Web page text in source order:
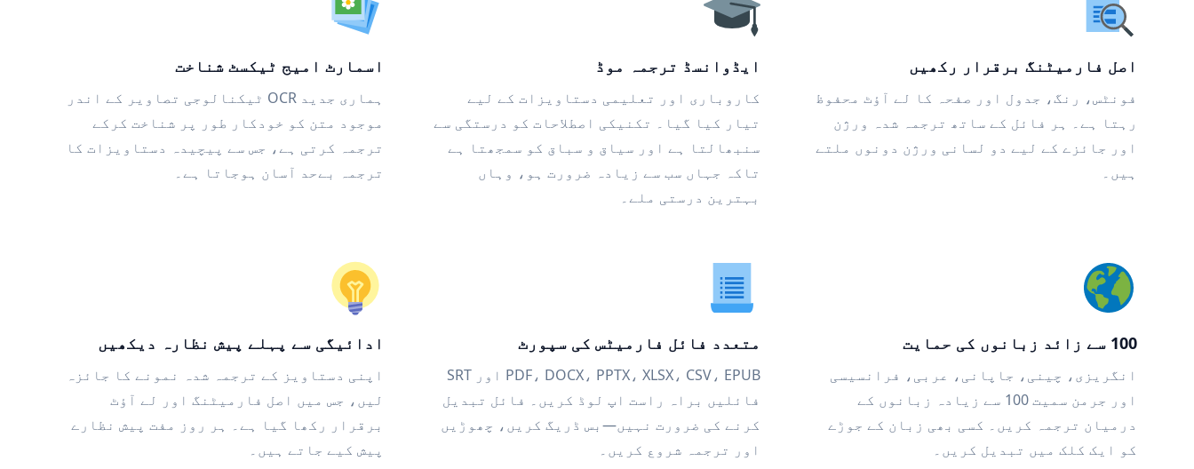
اصل فارمیٹنگ برقرار رکھیں
فونٹس، رنگ، جدول اور صفحہ کا لے آؤٹ محفوظ
رہتا ہے۔ ہر فائل کے ساتھ ترجمہ شدہ ورژن
اور جائزے کے لیے دو لسانی ورژن دونوں ملتے
ہیں۔
ایڈوانسڈ ترجمہ موڈ
کاروباری اور تعلیمی دستاویزات کے لیے
تیار کیا گیا۔ تکنیکی اصطلاحات کو درستگی سے
سنبھالتا ہے اور سیاق و سباق کو سمجھتا ہے
تاکہ جہاں سب سے زیادہ ضرورت ہو، وہاں
بہترین درستی ملے۔
اسمارٹ امیج ٹیکسٹ شناخت
ہماری جدید OCR ٹیکنالوجی تصاویر کے اندر
موجود متن کو خودکار طور پر شناخت کرکے
ترجمہ کرتی ہے، جس سے پیچیدہ دستاویزات کا
ترجمہ بےحد آسان ہوجاتا ہے۔
100 سے زائد زبانوں کی حمایت
انگریزی، چینی، جاپانی، عربی، فرانسیسی
اور جرمن سمیت 100 سے زیادہ زبانوں کے
درمیان ترجمہ کریں۔ کسی بھی زبان کے جوڑے
کو ایک کلک میں تبدیل کریں۔
متعدد فائل فارمیٹس کی سپورٹ
PDF، DOCX، PPTX، XLSX، CSV، EPUB اور SRT
فائلیں براہ راست اپ لوڈ کریں۔ فائل تبدیل
کرنے کی ضرورت نہیں—بس ڈریگ کریں، چھوڑیں
اور ترجمہ شروع کریں۔
ادائیگی سے پہلے پیش نظارہ دیکھیں
اپنی دستاویز کے ترجمہ شدہ نمونے کا جائزہ
لیں، جس میں اصل فارمیٹنگ اور لے آؤٹ
برقرار رکھا گیا ہے۔ ہر روز مفت پیش نظارے
پیش کیے جاتے ہیں۔